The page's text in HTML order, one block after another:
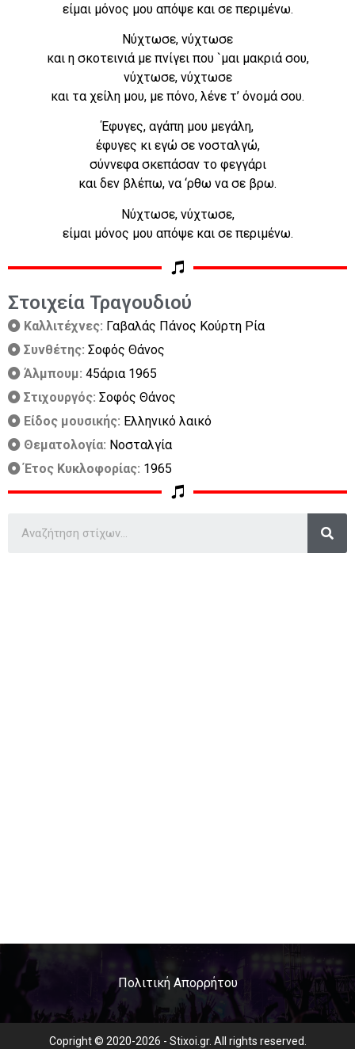
είμαι μόνος μου απόψε και σε περιμένω.
Νύχτωσε, νύχτωσε
και η σκοτεινιά με πνίγει που `μαι μακριά σου,
νύχτωσε, νύχτωσε
και τα χείλη μου, με πόνο, λένε τ’ όνομά σου.
Έφυγες, αγάπη μου μεγάλη,
έφυγες κι εγώ σε νοσταλγώ,
σύννεφα σκεπάσαν το φεγγάρι
και δεν βλέπω, να ‘ρθω να σε βρω.
Νύχτωσε, νύχτωσε,
είμαι μόνος μου απόψε και σε περιμένω.
Στοιχεία Τραγουδιού
Καλλιτέχνες: Γαβαλάς Πάνος Κούρτη Ρία
Συνθέτης: Σοφός Θάνος
Άλμπουμ: 45άρια 1965
Στιχουργός: Σοφός Θάνος
Είδος μουσικής: Ελληνικό λαικό
Θεματολογία: Νοσταλγία
Έτος Κυκλοφορίας: 1965
Πολιτική Απορρήτου
Copright © 2020-2026 - Stixoi.gr. All rights reserved.